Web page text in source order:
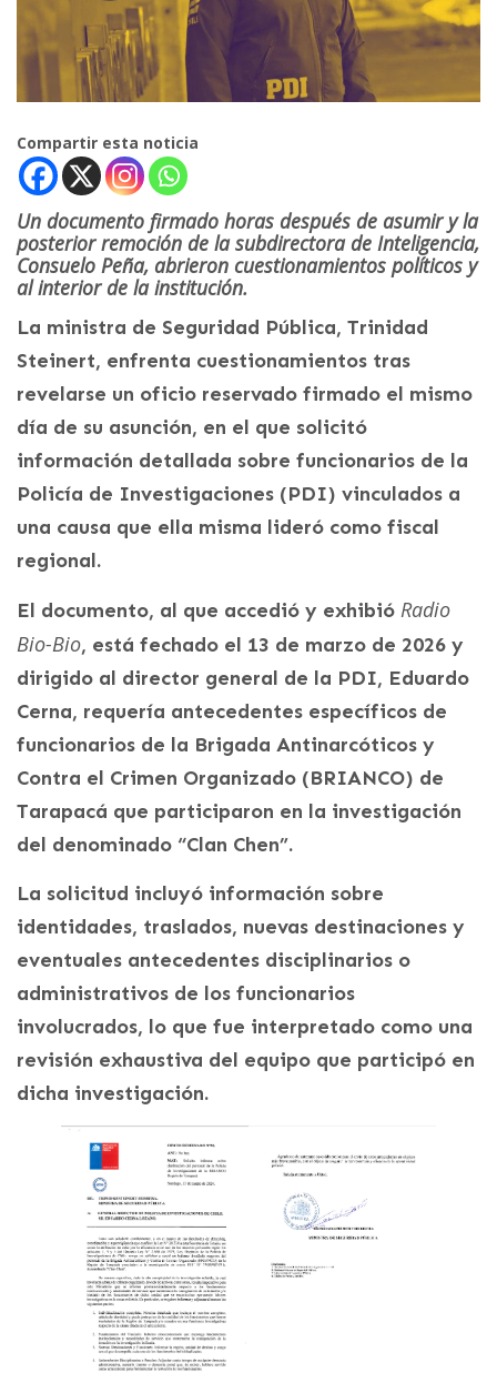
Compartir esta noticia
Un documento firmado horas después de asumir y la
posterior remoción de la subdirectora de Inteligencia,
Consuelo Peña, abrieron cuestionamientos políticos y
al interior de la institución.
La ministra de Seguridad Pública, Trinidad
Steinert, enfrenta cuestionamientos tras
revelarse un oficio reservado firmado el mismo
día de su asunción, en el que solicitó
información detallada sobre funcionarios de la
Policía de Investigaciones (PDI) vinculados a
una causa que ella misma lideró como fiscal
regional.
El documento, al que accedió y exhibió Radio
Bio-Bio, está fechado el 13 de marzo de 2026 y
dirigido al director general de la PDI, Eduardo
Cerna, requería antecedentes específicos de
funcionarios de la Brigada Antinarcóticos y
Contra el Crimen Organizado (BRIANCO) de
Tarapacá que participaron en la investigación
del denominado “Clan Chen”.
La solicitud incluyó información sobre
identidades, traslados, nuevas destinaciones y
eventuales antecedentes disciplinarios o
administrativos de los funcionarios
involucrados, lo que fue interpretado como una
revisión exhaustiva del equipo que participó en
dicha investigación.